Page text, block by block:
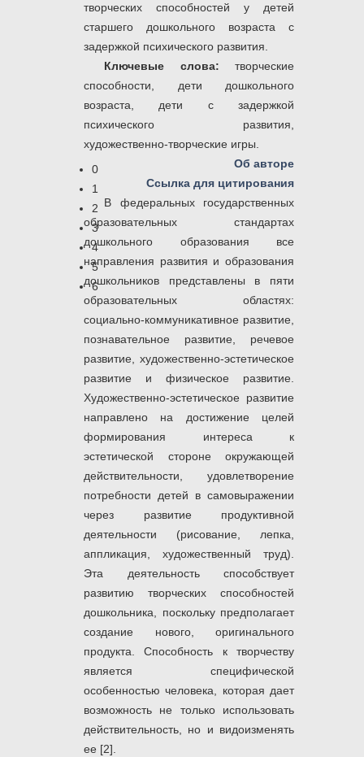
0
1
2
3
4
5
6
творческих способностей у детей
старшего дошкольного возраста с
задержкой психического развития.
Ключевые слова: творческие
способности, дети дошкольного
возраста, дети с задержкой
психического развития,
художественно-творческие игры.
Об авторе
Ссылка для цитирования
В федеральных государственных
образовательных стандартах
дошкольного образования все
направления развития и образования
дошкольников представлены в пяти
образовательных областях:
социально-коммуникативное развитие,
познавательное развитие, речевое
развитие, художественно-эстетическое
развитие и физическое развитие.
Художественно-эстетическое развитие
направлено на достижение целей
формирования интереса к
эстетической стороне окружающей
действительности, удовлетворение
потребности детей в самовыражении
через развитие продуктивной
деятельности (рисование, лепка,
аппликация, художественный труд).
Эта деятельность способствует
развитию творческих способностей
дошкольника, поскольку предполагает
создание нового, оригинального
продукта. Способность к творчеству
является специфической
особенностью человека, которая дает
возможность не только использовать
действительность, но и видоизменять
ее [2].